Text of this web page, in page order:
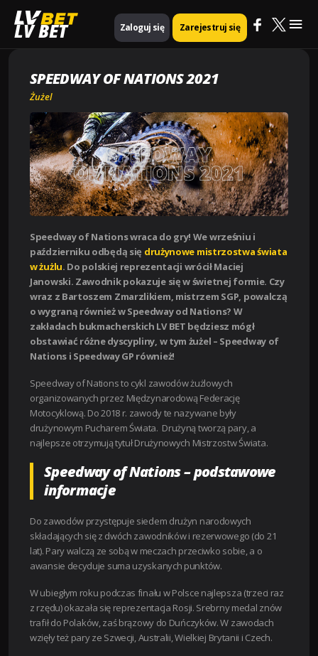
LV BET Zaloguj się Zarejestruj się
Strona główna Speedway of Nations 2021
SPEEDWAY OF NATIONS 2021
Żużel
Speedway of Nations wraca do gry! We wrześniu i
październiku odbędą się drużynowe mistrzostwa świata
w żużlu. Do polskiej reprezentacji wrócił Maciej
Janowski. Zawodnik pokazuje się w świetnej formie. Czy
wraz z Bartoszem Zmarzlikiem, mistrzem SGP, powalczą
o wygraną również w Speedway od Nations? W
zakładach bukmacherskich LV BET będziesz mógł
obstawiać różne dyscypliny, w tym żużel – Speedway of
Nations i Speedway GP również!
Speedway of Nations to cykl zawodów żużlowych
organizowanych przez Międzynarodową Federację
Motocyklową. Do 2018 r. zawody te nazywane były
drużynowym Pucharem Świata. Drużyną tworzą pary, a
najlepsze otrzymują tytuł Drużynowych Mistrzostw Świata.
Speedway of Nations – podstawowe
informacje
Do zawodów przystępuje siedem drużyn narodowych
składających się z dwóch zawodników i rezerwowego (do 21
lat). Pary walczą ze sobą w meczach przeciwko sobie, a o
awansie decyduje suma uzyskanych punktów.
W ubiegłym roku podczas finału w Polsce najlepsza (trzeci raz
z rzędu) okazała się reprezentacja Rosji. Srebrny medal znów
trafił do Polaków, zaś brązowy do Duńczyków. W zawodach
wzięły też pary ze Szwecji, Australii, Wielkiej Brytanii i Czech.